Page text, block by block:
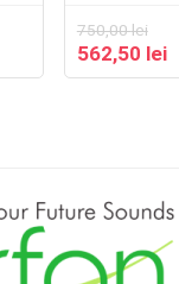
750,00lei
562,50 lei